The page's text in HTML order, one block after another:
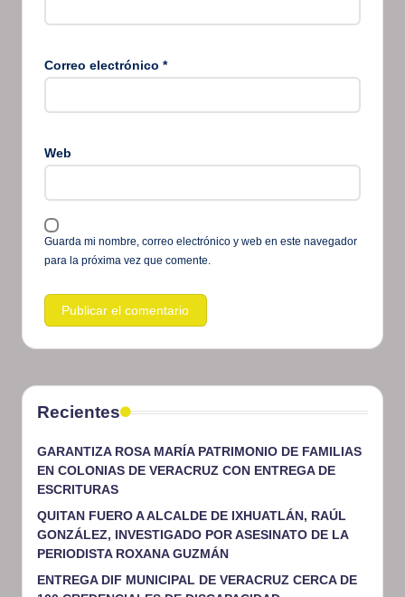
Correo electrónico *
Web
Guarda mi nombre, correo electrónico y web en este navegador
para la próxima vez que comente.
Recientes
GARANTIZA ROSA MARÍA PATRIMONIO DE FAMILIAS
EN COLONIAS DE VERACRUZ CON ENTREGA DE
ESCRITURAS
QUITAN FUERO A ALCALDE DE IXHUATLÁN, RAÚL
GONZÁLEZ, INVESTIGADO POR ASESINATO DE LA
PERIODISTA ROXANA GUZMÁN
ENTREGA DIF MUNICIPAL DE VERACRUZ CERCA DE